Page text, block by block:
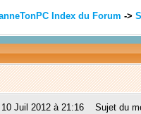
Index du Forum ->
Juil 2012 à 21:16 Sujet du